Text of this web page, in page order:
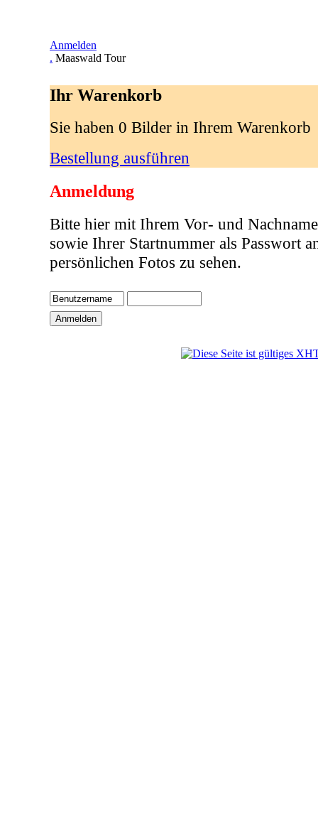
Anmelden
. Maaswald Tour
Ihr Warenkorb
Sie haben 0 Bilder in Ihrem Warenkorb
Bestellung ausführen
Anmeldung
Bitte hier mit Ihrem Vor- und
sowie Ihrer Startnummer als Passwort
persönlichen Fotos zu sehen.